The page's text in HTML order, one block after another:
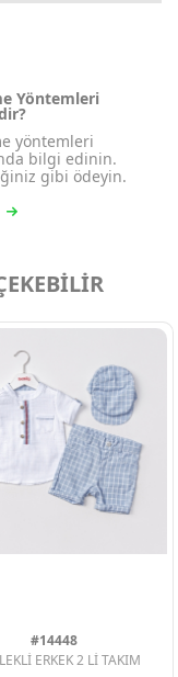
ERKEK BEBEK
ERKEK BEBEK
ERKEK BEBEK
Yöntemleri
yöntemleri
bilgi edinin.
gibi ödeyin.
#14448
ERKEK 2 Lİ TAKIM